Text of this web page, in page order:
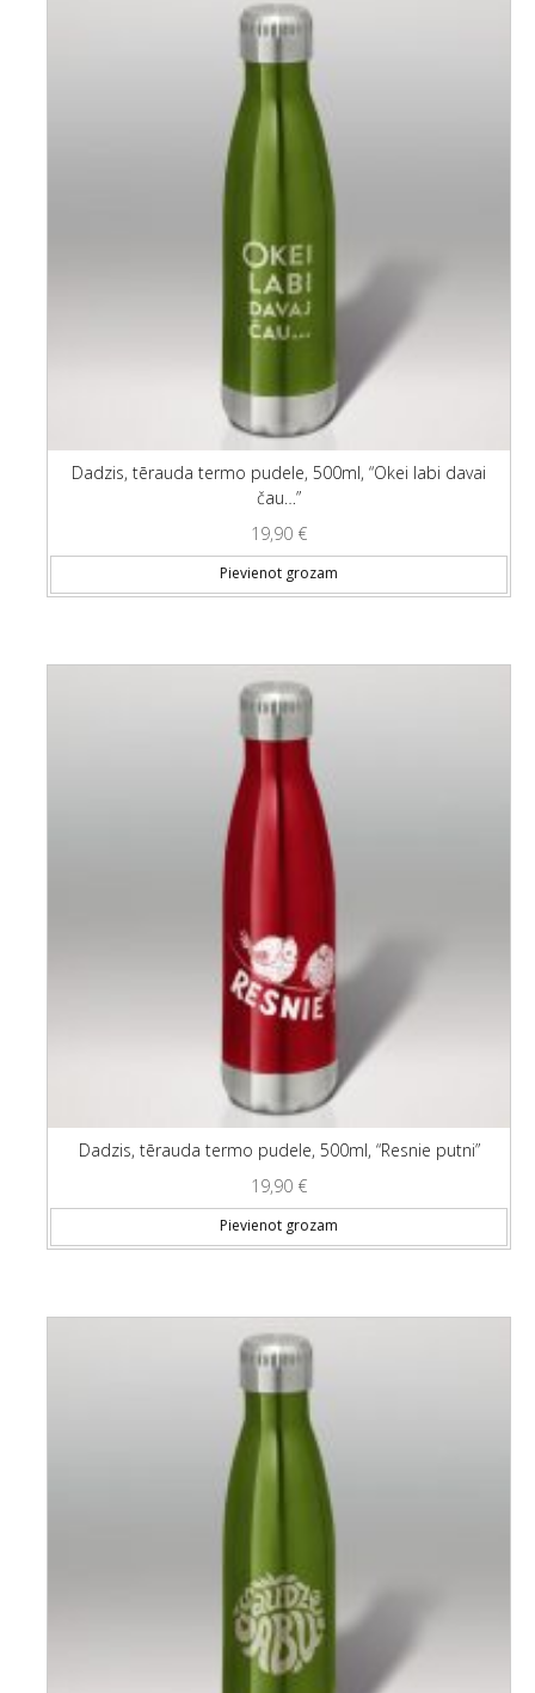
Dadzis, tērauda termo pudele, 500ml, “Okei labi davai
čau…”
19,90 €
Pievienot grozam
Dadzis, tērauda termo pudele, 500ml, “Resnie putni”
19,90 €
Pievienot grozam